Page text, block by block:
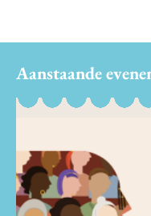
Aanstaande